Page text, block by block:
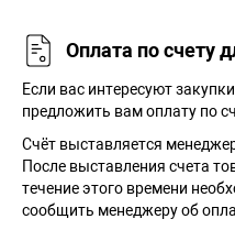
Оплата по счету
Если вас интересуют
предложить вам оплату по
Счёт выставляется
После выставления счета
течение этого времени
сообщить менеджеру об